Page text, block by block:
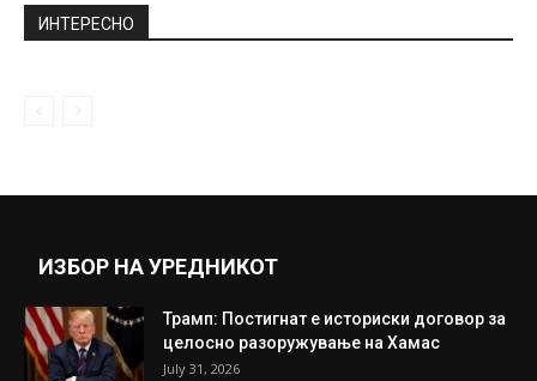
ИНТЕРЕСНО
ИЗБОР НА УРЕДНИКОТ
Трамп: Постигнат е историски договор за
целосно разоружување на Хамас
July 31, 2026